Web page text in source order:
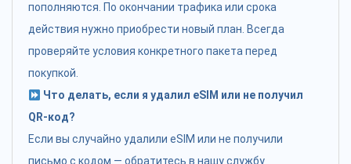
пополняются. По окончании трафика или срока
действия нужно приобрести новый план. Всегда
проверяйте условия конкретного пакета перед
покупкой.
Что делать, если я удалил eSIM или не получил
QR-код?
Если вы случайно удалили eSIM или не получили
письмо с кодом — обратитесь в нашу службу